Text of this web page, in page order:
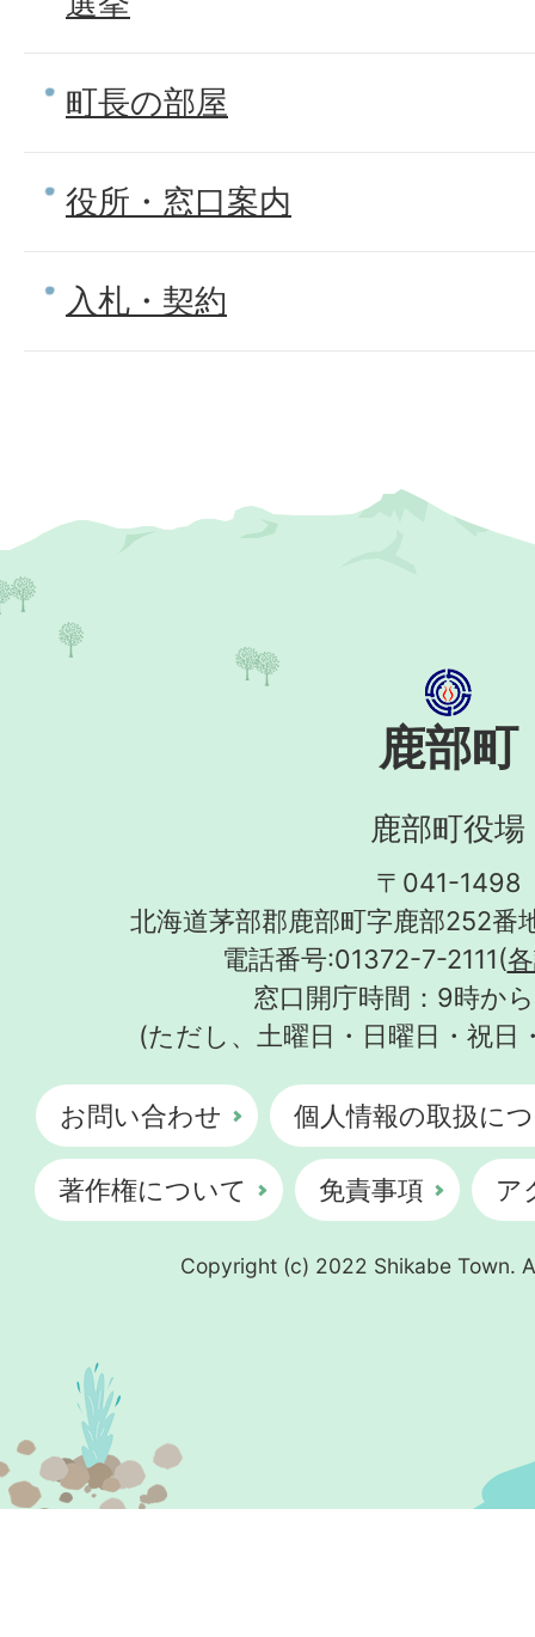
町長の部屋
役所・窓口案内
入札・契約
鹿部町
鹿部町役場
〒041-1498
北海道茅部郡鹿部町字鹿部252番
電話番号:01372-7-2111(
窓口開庁時間：9時か
(ただし、土曜日・日曜日・祝日
お問い合わせ 個人情報の取扱に
著作権について 免責事項 ア
Copyright (c) 2022 Shikabe Town.